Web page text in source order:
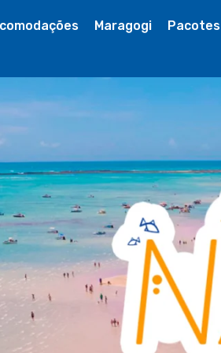
Maragogi Pacotes